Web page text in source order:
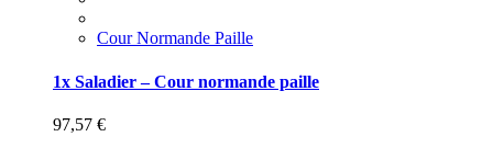
Cour Normande Paille
1x Saladier – Cour normande paille
97,57 €